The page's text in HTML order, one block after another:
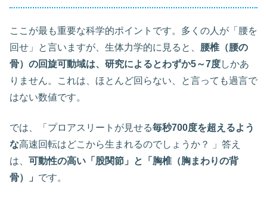
ここが最も重要な科学的ポイントです。多くの人が「腰を
回せ」と言いますが、生体力学的に見ると、 腰椎（腰の
骨）の回旋可動域は、研究によるとわずか5～7度しかあ
りません。これは、ほとんど回らない、と言っても過言で
はない数値です。
では、 「プロアスリートが見せる毎秒700度を超えるよう
な高速回転はどこから生まれるのでしょうか？
」答え
は、 可動性の高い「股関節」と「胸椎（胸まわりの背
骨）」 です。